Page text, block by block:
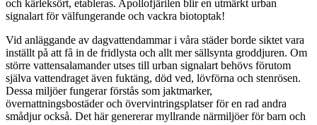
och kärleksört, etableras. Apollofjärilen blir en utmärkt urban
signalart för välfungerande och vackra biotoptak!
Vid anläggande av dagvattendammar i våra städer borde siktet vara
inställt på att få in de fridlysta och allt mer sällsynta groddjuren. Om
större vattensalamander utses till urban signalart behövs förutom
själva vattendraget även fuktäng, död ved, lövförna och stenrösen.
Dessa miljöer fungerar förstås som jaktmarker,
övernattningsbostäder och övervintringsplatser för en rad andra
smådjur också. Det här genererar myllrande närmiljöer för barn och